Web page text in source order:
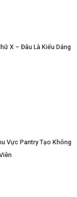
X – Đâu Là Kiểu Dáng
Vực Pantry Tạo Không